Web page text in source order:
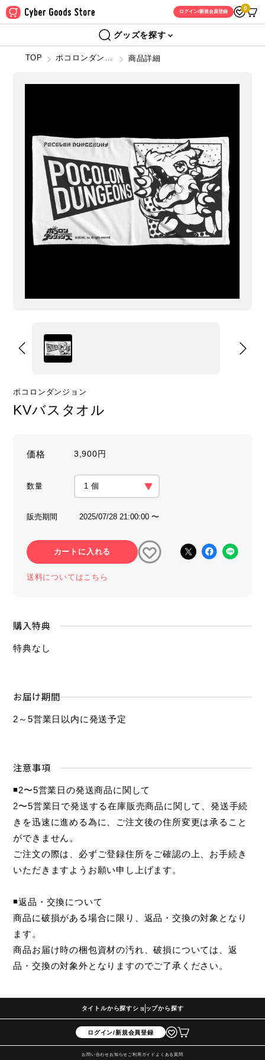
ログイン/新規会員登録
0
グッズを探す
TOP ポコロンダンジョンズ 商品詳細
ポコロンダンジョン
KVバスタオル
価格 3,900円
数量
販売期間 2025/07/28 21:00:00 〜
カートに入れる
送料についてはこちら
購入特典
特典なし
お届け期間
2～5営業日以内に発送予定
注意事項
◾️2〜5営業日の発送商品に関して
2〜5営業日で発送する在庫販売商品に関して、発送手続
きを迅速に進める為に、ご注文後の住所変更は承ること
ができません。
ご注文の際は、必ずご登録住所をご確認の上、お手続き
いただきますようお願い申し上げます。
◾️返品・交換について
商品に破損がある場合に限り、返品・交換の対象となり
ます。
商品お届け時の梱包資材の汚れ、破損については、返
品・交換の対象外となりますのでご了承ください。
タイトルから探すショップから探す
ログイン/新規会員登録
お問い合わせ お知らせ ご利用ガイド よくある質問